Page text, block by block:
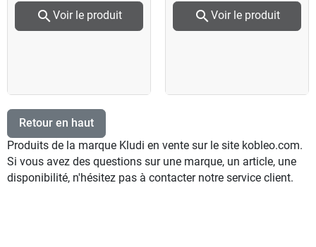
search Voir le produit search Voir le produit
Retour en haut
Produits de la marque Kludi en vente sur le site kobleo.com.
Si vous avez des questions sur une marque, un article, une
disponibilité, n'hésitez pas à contacter notre service client.